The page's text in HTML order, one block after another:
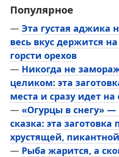
Популярное
— Эта густая аджика
весь вкус держится
горсти орехов
— Никогда не
целиком: эта
места и сразу идет на
— «Огурцы в снегу»
сказка: эта заготовка
хрустящей,
— Рыба жарится, а